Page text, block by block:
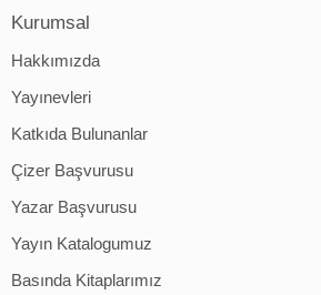
Kurumsal
Hakkımızda
Yayınevleri
Katkıda Bulunanlar
Çizer Başvurusu
Yazar Başvurusu
Yayın Katalogumuz
Basında Kitaplarımız